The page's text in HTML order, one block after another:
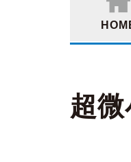
超微